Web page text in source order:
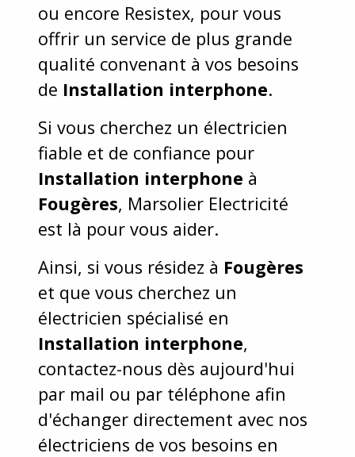
ou encore Resistex, pour vous
offrir un service de plus grande
qualité convenant à vos besoins
de Installation interphone.
Si vous cherchez un électricien
fiable et de confiance pour
Installation interphone à
Fougères, Marsolier Electricité
est là pour vous aider.
Ainsi, si vous résidez à Fougères
et que vous cherchez un
électricien spécialisé en
Installation interphone,
contactez-nous dès aujourd'hui
par mail ou par téléphone afin
d'échanger directement avec nos
électriciens de vos besoins en